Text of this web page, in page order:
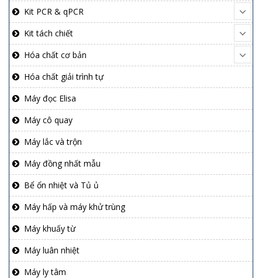
Kit PCR & qPCR
Kit tách chiết
Hóa chất cơ bản
Hóa chất giải trình tự
Máy đọc Elisa
Máy cô quay
Máy lắc và trộn
Máy đồng nhất mẫu
Bể ổn nhiệt và Tủ ủ
Máy hấp và máy khử trùng
Máy khuấy từ
Máy luân nhiệt
Máy ly tâm